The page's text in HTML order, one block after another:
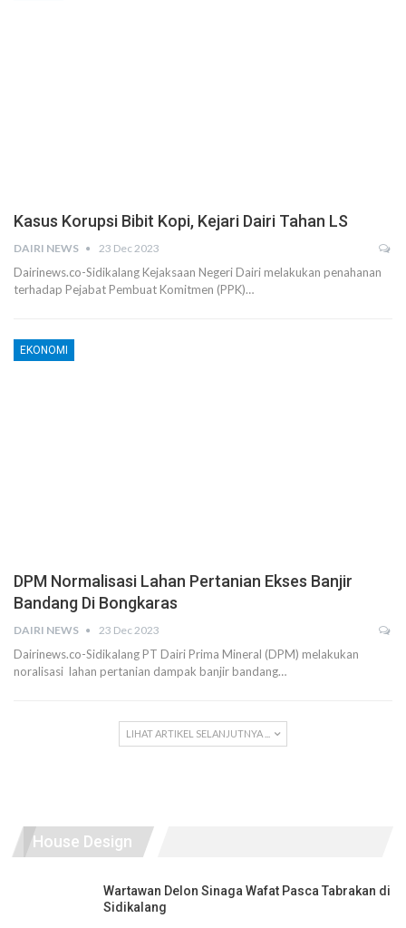
Kasus Korupsi Bibit Kopi, Kejari Dairi Tahan LS
DAIRI NEWS 23 Dec 2023
Dairinews.co-Sidikalang Kejaksaan Negeri Dairi melakukan penahanan
terhadap Pejabat Pembuat Komitmen (PPK)…
EKONOMI
DPM Normalisasi Lahan Pertanian Ekses Banjir
Bandang Di Bongkaras
DAIRI NEWS 23 Dec 2023
Dairinews.co-Sidikalang PT Dairi Prima Mineral (DPM) melakukan
noralisasi lahan pertanian dampak banjir bandang…
LIHAT ARTIKEL SELANJUTNYA ...
House Design
Wartawan Delon Sinaga Wafat Pasca Tabrakan di
Sidikalang